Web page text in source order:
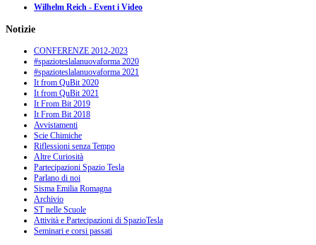
Wilhelm Reich - Event i Video
Notizie
CONFERENZE 2012-2023
#spazioteslalanuovaforma 2020
#spazioteslalanuovaforma 2021
It from QuBit 2020
It from QuBit 2021
It From Bit 2019
It From Bit 2018
Avvistamenti
Scie Chimiche
Riflessioni senza Tempo
Altre Curiosità
Partecipazioni Spazio Tesla
Parlano di noi
Sisma Emilia Romagna
Archivio
ST nelle Scuole
Attività e Partecipazioni di SpazioTesla
Seminari e corsi passati